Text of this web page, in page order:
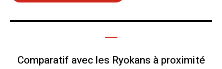
Comparatif avec les Ryokans à proximité